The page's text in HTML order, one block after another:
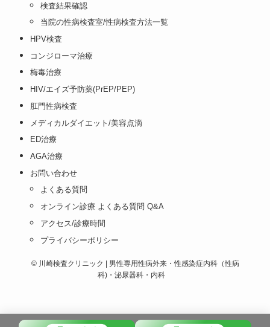
検査結果確認
当院の性病検査室/性病検査方法一覧
HPV検査
コンジローマ治療
梅毒治療
HIV/エイズ予防薬(PrEP/PEP)
肛門性病検査
メディカルダイエット/美容点滴
ED治療
AGA治療
お問い合わせ
よくある質問
オンライン診療 よくある質問 Q&A
アクセス/診療時間
プライバシーポリシー
©川崎検査クリニック | 男性専用性病外来・性感染症内科（性病
科)・泌尿器科・内科